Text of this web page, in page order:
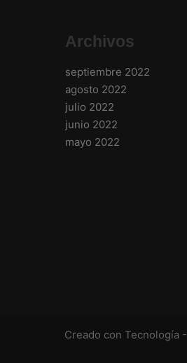
Archivos
septiembre 2022
agosto 2022
julio 2022
junio 2022
mayo 2022
Creado con Tecnología -